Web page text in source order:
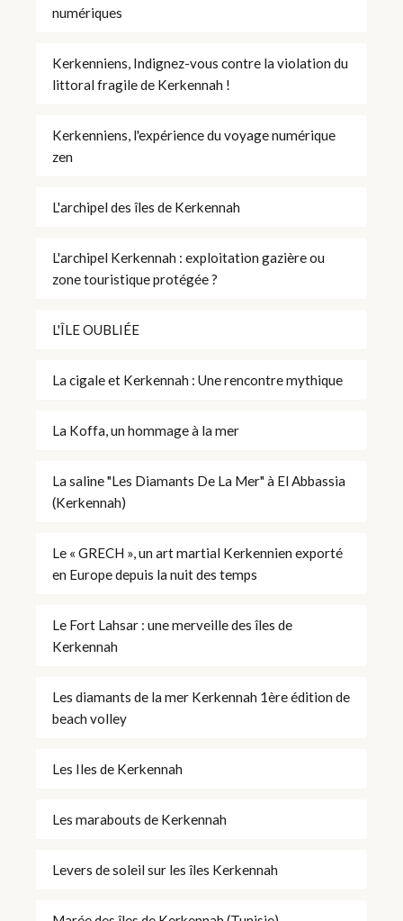
numériques
Kerkenniens, Indignez-vous contre la violation du
littoral fragile de Kerkennah !
Kerkenniens, l'expérience du voyage numérique
zen
L'archipel des îles de Kerkennah
L'archipel Kerkennah : exploitation gazière ou
zone touristique protégée ?
L'ÎLE OUBLIÉE
La cigale et Kerkennah : Une rencontre mythique
La Koffa, un hommage à la mer
La saline "Les Diamants De La Mer" à El Abbassia
(Kerkennah)
Le « GRECH », un art martial Kerkennien exporté
en Europe depuis la nuit des temps
Le Fort Lahsar : une merveille des îles de
Kerkennah
Les diamants de la mer Kerkennah 1ère édition de
beach volley
Les Iles de Kerkennah
Les marabouts de Kerkennah
Levers de soleil sur les îles Kerkennah